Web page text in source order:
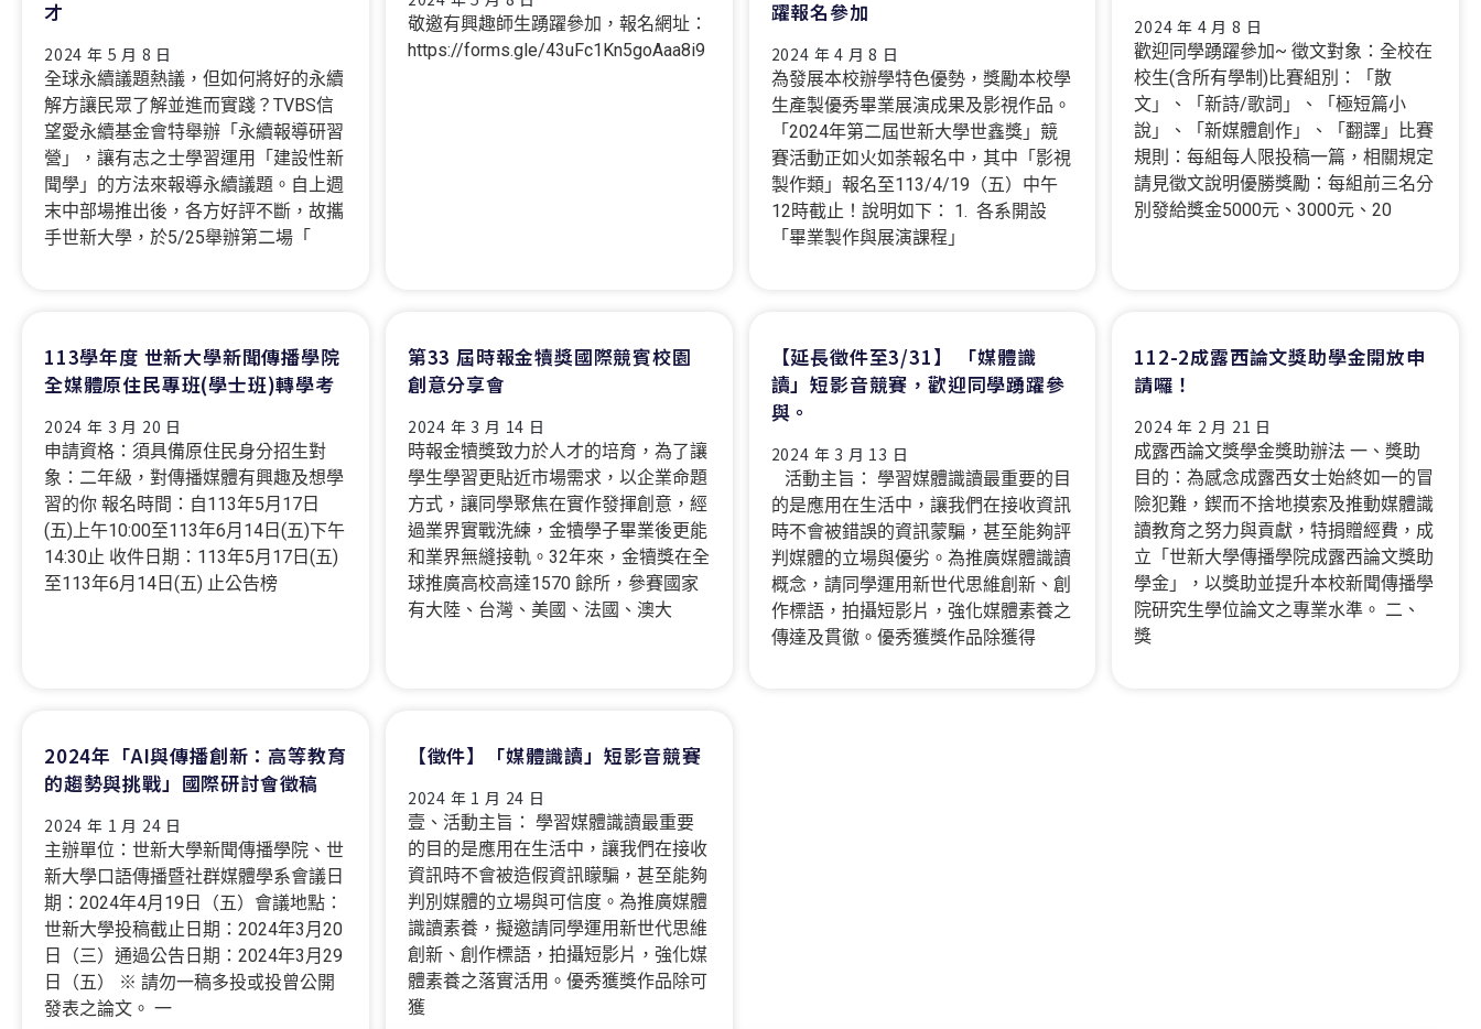
才
2024 年 5 月 8 日
全球永續議題熱議，但如何將好的永續
解方讓民眾了解並進而實踐？TVBS信
望愛永續基金會特舉辦「永續報導研習
營」，讓有志之士學習運用「建設性新
聞學」的方法來報導永續議題。自上週
末中部場推出後，各方好評不斷，故攜
手世新大學，於5/25舉辦第二場「
敬邀有興趣師生踴躍參加，報名網址：
https://forms.gle/43uFc1Kn5goAaa8i9
躍報名參加
2024 年 4 月 8 日
為發展本校辦學特色優勢，獎勵本校學
生產製優秀畢業展演成果及影視作品。
「2024年第二屆世新大學世鑫獎」競
賽活動正如火如荼報名中，其中「影視
製作類」報名至113/4/19（五）中午
12時截止！說明如下： 1. 各系開設
「畢業製作與展演課程」
2024 年 4 月 8 日
歡迎同學踴躍參加~ 徵文對象：全校在
校生(含所有學制)比賽組別：「散
文」、「新詩/歌詞」、「極短篇小
說」、「新媒體創作」、「翻譯」比賽
規則：每組每人限投稿一篇，相關規定
請見徵文說明優勝獎勵：每組前三名分
別發給獎金5000元、3000元、20
113學年度 世新大學新聞傳播學院
全媒體原住民專班(學士班)轉學考
2024 年 3 月 20 日
申請資格：須具備原住民身分招生對
象：二年級，對傳播媒體有興趣及想學
習的你 報名時間：自113年5月17日
(五)上午10:00至113年6月14日(五)下午
14:30止 收件日期：113年5月17日(五)
至113年6月14日(五) 止公告榜
第33 屆時報金犢獎國際競賓校園
創意分享會
2024 年 3 月 14 日
時報金犢獎致力於人才的培育，為了讓
學生學習更貼近市場需求，以企業命題
方式，讓同學聚焦在實作發揮創意，經
過業界實戰洗練，金犢學子畢業後更能
和業界無縫接軌。32年來，金犢獎在全
球推廣高校高達1570 餘所，參賽國家
有大陸、台灣、美國、法國、澳大
【延長徵件至3/31】 「媒體識
讀」短影音競賽，歡迎同學踴躍參
與。
2024 年 3 月 13 日
活動主旨： 學習媒體識讀最重要的目
的是應用在生活中，讓我們在接收資訊
時不會被錯誤的資訊蒙騙，甚至能夠評
判媒體的立場與優劣。為推廣媒體識讀
概念，請同學運用新世代思維創新、創
作標語，拍攝短影片，強化媒體素養之
傳達及貫徹。優秀獲獎作品除獲得
112-2成露西論文獎助學金開放申
請囉！
2024 年 2 月 21 日
成露西論文獎學金獎助辦法 一、獎助
目的：為感念成露西女士始終如一的冒
險犯難，鍥而不捨地摸索及推動媒體識
讀教育之努力與貢獻，特捐贈經費，成
立「世新大學傳播學院成露西論文獎助
學金」，以獎助並提升本校新聞傳播學
院研究生學位論文之專業水準。 二、
獎
2024年「AI與傳播創新：高等教育
的趨勢與挑戰」國際研討會徵稿
2024 年 1 月 24 日
主辦單位：世新大學新聞傳播學院、世
新大學口語傳播暨社群媒體學系會議日
期：2024年4月19日（五）會議地點：
世新大學投稿截止日期：2024年3月20
日（三）通過公告日期：2024年3月29
日（五） ※ 請勿一稿多投或投曾公開
發表之論文。 一
【徵件】「媒體識讀」短影音競賽
2024 年 1 月 24 日
壹、活動主旨： 學習媒體識讀最重要
的目的是應用在生活中，讓我們在接收
資訊時不會被造假資訊矇騙，甚至能夠
判別媒體的立場與可信度。為推廣媒體
識讀素養，擬邀請同學運用新世代思維
創新、創作標語，拍攝短影片，強化媒
體素養之落實活用。優秀獲獎作品除可
獲